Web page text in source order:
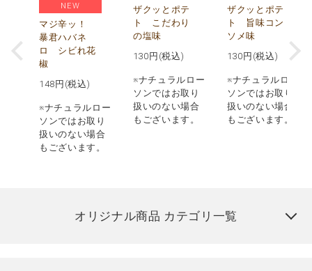
NEW
マジ辛ッ！
暴君ハバネ
ロ シビれ花
椒
148 円(税込)
※ナチュラルロー
ソンではお取り
扱いのない場合
もございます。
ザクッとポテ
ト こだわり
の塩味
130 円(税込)
※ナチュラルロー
ソンではお取り
扱いのない場合
もございます。
ザクッとポテ
ト 旨味コン
ソメ味
130 円(税込)
※ナチュラルロー
ソンではお取り
扱いのない場合
もございます。
オリジナル商品 カテゴリ一覧